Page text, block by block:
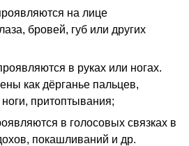
на лице
бровей, губ или других
в руках или ногах.
как дёрганье пальцев,
притоптывания;
в голосовых связках в
покашливаний и др.